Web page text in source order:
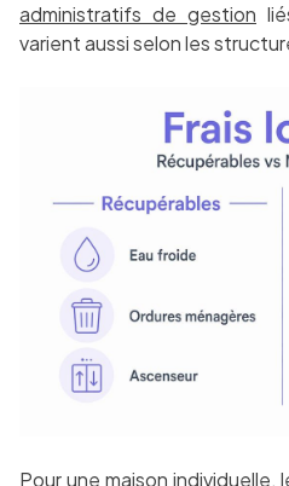
administratifs de gestion
varient aussi selon les
Pour une maison